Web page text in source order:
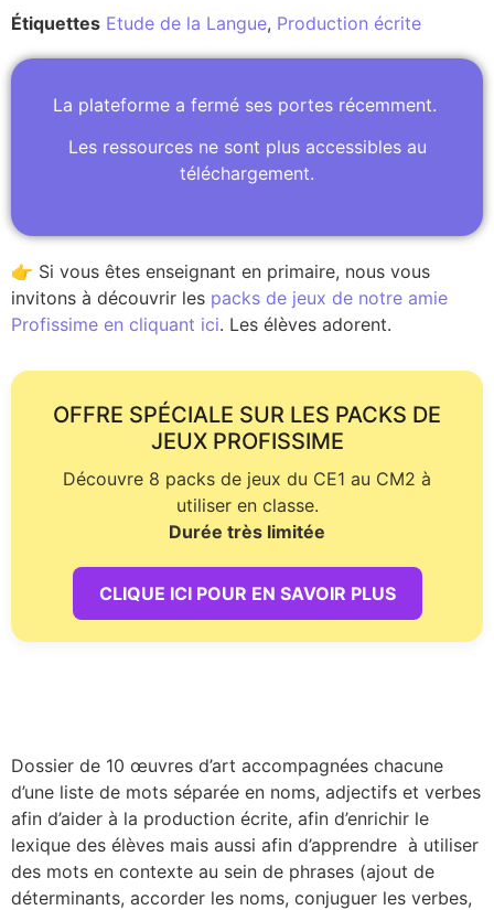
Étiquettes Etude de la Langue, Production écrite
La plateforme a fermé ses portes récemment.
Les ressources ne sont plus accessibles au
téléchargement.
👉 Si vous êtes enseignant en primaire, nous vous
invitons à découvrir les packs de jeux de notre amie
Profissime en cliquant ici. Les élèves adorent.
OFFRE SPÉCIALE SUR LES PACKS DE
JEUX PROFISSIME
Découvre 8 packs de jeux du CE1 au CM2 à
utiliser en classe.
Durée très limitée
CLIQUE ICI POUR EN SAVOIR PLUS
Dossier de 10 œuvres d’art accompagnées chacune
d’une liste de mots séparée en noms, adjectifs et verbes
afin d’aider à la production écrite, afin d’enrichir le
lexique des élèves mais aussi afin d’apprendre à utiliser
des mots en contexte au sein de phrases (ajout de
déterminants, accorder les noms, conjuguer les verbes,